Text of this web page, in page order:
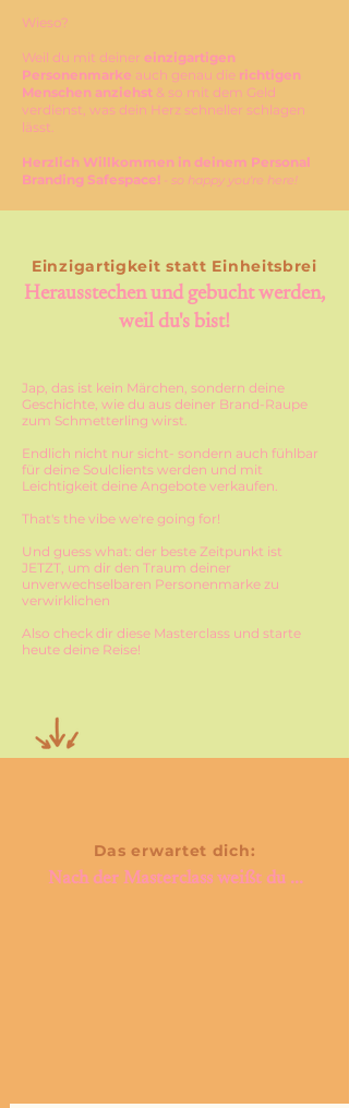
Wieso?
Weil du mit deiner einzigartigen
Personenmarke auch genau die richtigen
Menschen anziehst & so mit dem Geld
verdienst, was dein Herz schneller schlagen
lässt.
Herzlich Willkommen in deinem Personal
Branding Safespace!
- so happy you're here!
Einzigartigkeit statt Einheitsbrei
Herausstechen und gebucht werden,
weil du's bist!
Jap, das ist kein Märchen, sondern deine
Geschichte, wie du aus deiner Brand-Raupe
zum Schmetterling wirst.
Endlich nicht nur sicht- sondern auch fühlbar
für deine Soulclients werden und mit
Leichtigkeit deine Angebote verkaufen.
That's the vibe we're going for!
Und guess what: der beste Zeitpunkt ist
JETZT, um dir den Traum deiner
unverwechselbaren Personenmarke zu
verwirklichen
Also check dir diese Masterclass und starte
heute deine Reise!
Das erwartet dich:
Nach der Masterclass weißt du ...